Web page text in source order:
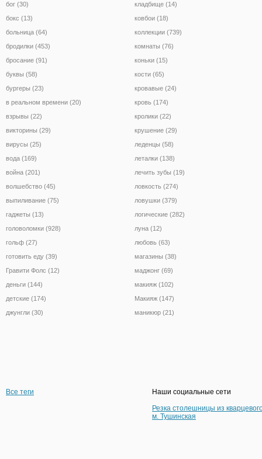
бог (30)
бокс (13)
больница (64)
бродилки (453)
бросание (91)
буквы (58)
бургеры (23)
в реальном времени (20)
взрывы (22)
викторины (29)
вирусы (25)
вода (169)
война (201)
волшебство (45)
выпиливание (75)
гаджеты (13)
головоломки (928)
гольф (27)
готовить еду (39)
Гравити Фолс (12)
деньги (144)
детские (174)
джунгли (30)
кладбище (14)
ковбои (18)
коллекции (739)
комнаты (76)
коньки (15)
кости (65)
кровавые (24)
кровь (174)
кролики (22)
крушение (29)
леденцы (58)
леталки (138)
лечить зубы (19)
ловкость (274)
ловушки (379)
логические (282)
луна (12)
любовь (63)
магазины (38)
маджонг (69)
макияж (102)
Макияж (147)
маникюр (21)
Все теги
Наши социальные сети
Резка столешницы из
м. Тушинская